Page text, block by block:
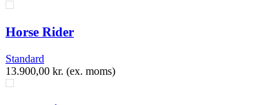
Horse Rider
Standard
13.900,00 kr. (ex. moms)